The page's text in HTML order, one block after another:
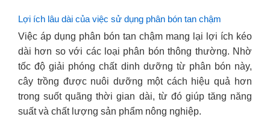
Lợi ích lâu dài của việc sử dụng phân bón tan chậm
Việc áp dụng phân bón tan chậm mang lại lợi ích kéo
dài hơn so với các loại phân bón thông thường. Nhờ
tốc độ giải phóng chất dinh dưỡng từ phân bón này,
cây trồng được nuôi dưỡng một cách hiệu quả hơn
trong suốt quãng thời gian dài, từ đó giúp tăng năng
suất và chất lượng sản phẩm nông nghiệp.